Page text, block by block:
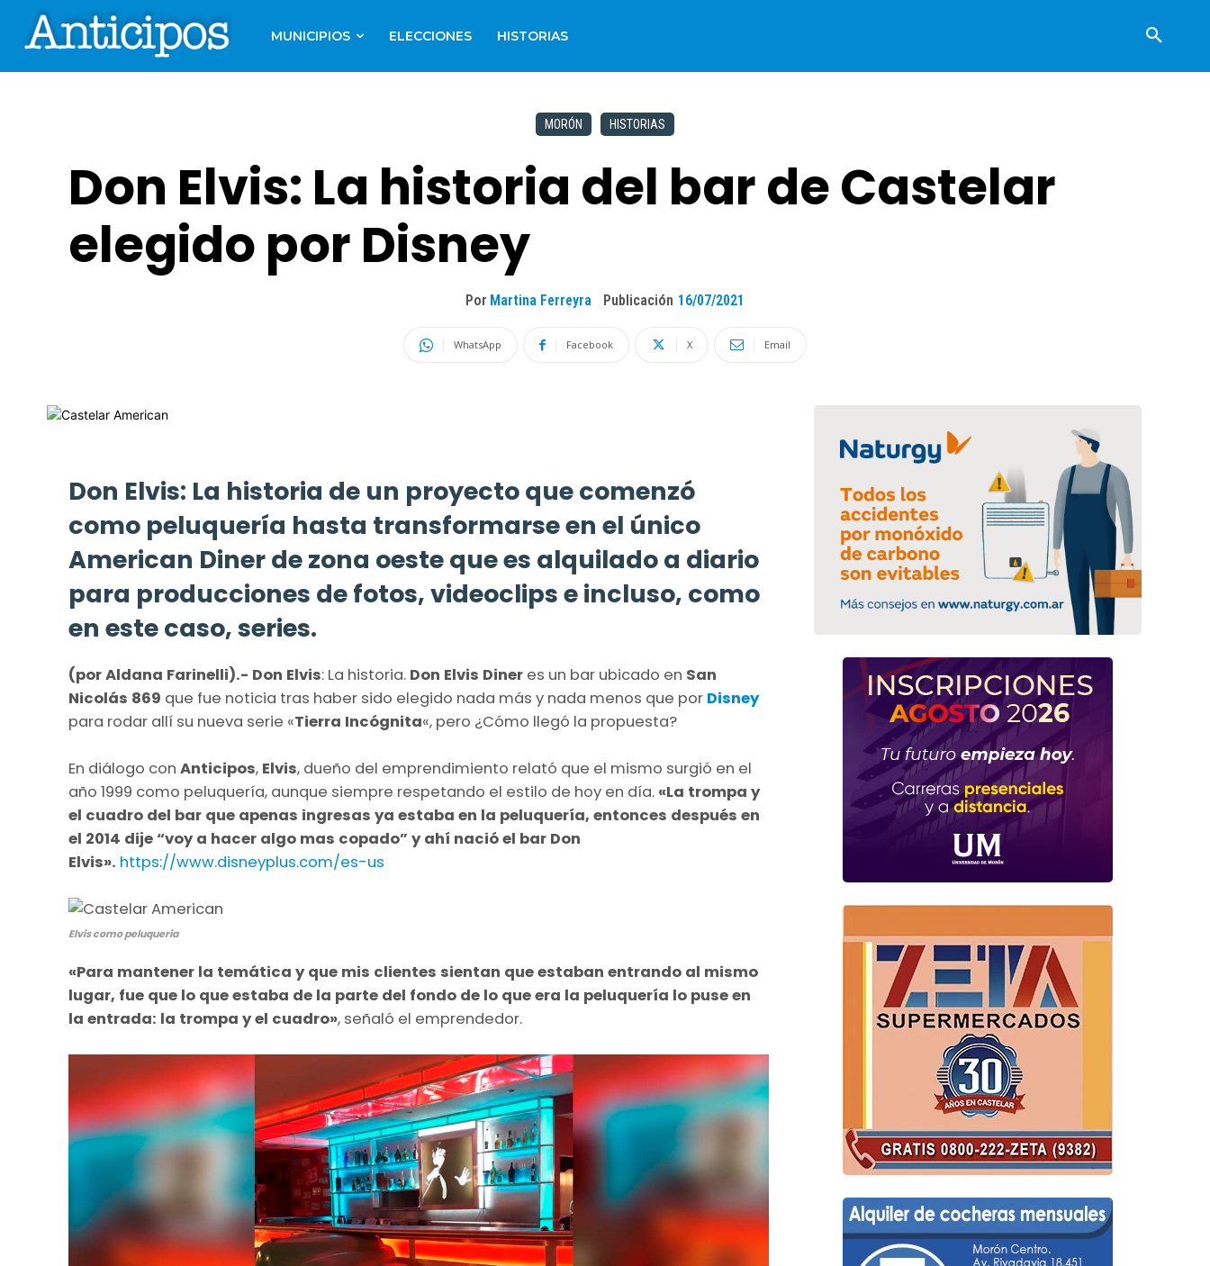
MUNICIPIOS ELECCIONES HISTORIAS
MORÓN HISTORIAS
Don Elvis: La historia del bar de Castelar
elegido por Disney
Por Martina Ferreyra Publicación 16/07/2021
WhatsApp Facebook X Email
Don Elvis: La historia de un proyecto que comenzó
como peluquería hasta transformarse en el único
American Diner de zona oeste que es alquilado a diario
para producciones de fotos, videoclips e incluso, como
en este caso, series.
(por Aldana Farinelli).- Don Elvis: La historia. Don Elvis Diner es un bar ubicado en San
Nicolás 869 que fue noticia tras haber sido elegido nada más y nada menos que por Disney
para rodar allí su nueva serie «Tierra Incógnita«, pero ¿Cómo llegó la propuesta?
En diálogo con Anticipos, Elvis, dueño del emprendimiento relató que el mismo surgió en el
año 1999 como peluquería, aunque siempre respetando el estilo de hoy en día. «La trompa y
el cuadro del bar que apenas ingresas ya estaba en la peluquería, entonces después en
el 2014 dije “voy a hacer algo mas copado” y ahí nació el bar Don
Elvis». https://www.disneyplus.com/es-us
Elvis como peluqueria
«Para mantener la temática y que mis clientes sientan que estaban entrando al mismo
lugar, fue que lo que estaba de la parte del fondo de lo que era la peluquería lo puse en
la entrada: la trompa y el cuadro», señaló el emprendedor.